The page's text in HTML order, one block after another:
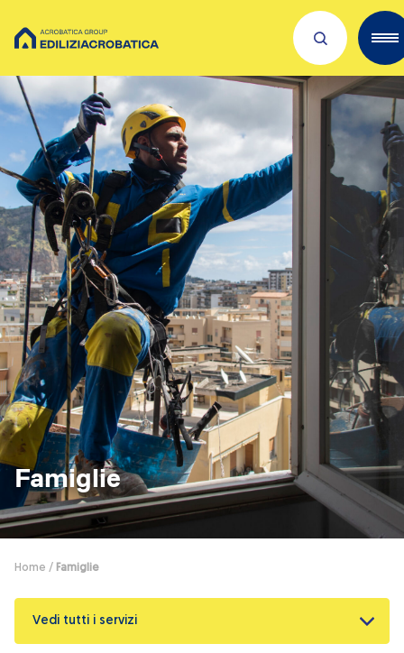
Scopri Acrobatica
Servizi per te
Lavora con noi
Dove siamo
Academies
Investors
ESG
Il nostro franchising
Qualità e sicurezza
Dicono di Acrobatica
Approfondimenti
News
Famiglie
Home / Famiglie
Vedi tutti i servizi